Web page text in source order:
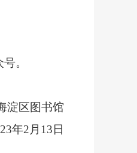
。
淀区图书馆
年2 月 13 日